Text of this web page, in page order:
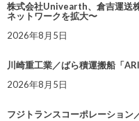
株式会社Univearth、倉吉運送
ネットワークを拡大〜
2026年8月5日
川崎重工業／ばら積運搬船「
2026年8月5日
フジトランスコーポレーション